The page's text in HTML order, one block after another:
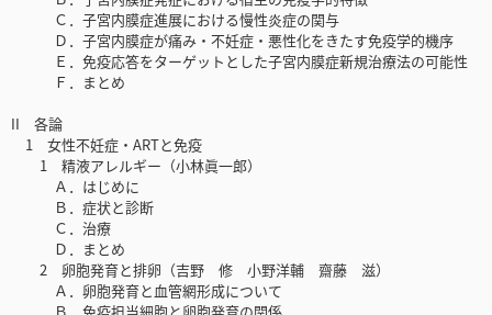
Ｃ．子宮内膜症進展における慢性炎症の関与
Ｄ．子宮内膜症が痛み・不妊症・悪性化をきたす免疫学的機序
Ｅ．免疫応答をターゲットとした子宮内膜症新規治療法の可能性
Ｆ．まとめ
II 各論
1 女性不妊症・ARTと免疫
1 精液アレルギー（小林眞一郎）
Ａ．はじめに
Ｂ．症状と診断
Ｃ．治療
Ｄ．まとめ
2 卵胞発育と排卵（吉野 修 小野洋輔 齋藤 滋）
Ａ．卵胞発育と血管網形成について